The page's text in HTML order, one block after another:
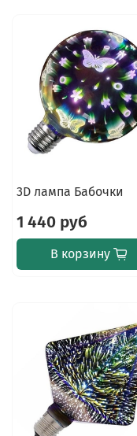
3D лампа Бабочки
1 440 руб
В корзину